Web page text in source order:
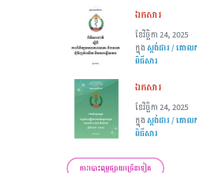
ឯកសារ
ខែ​វិច្ឆិកា 24, 2025
ក្នុង ស្តង់ដារ / គោ
ពិធីសារ
ឯកសារ
ខែ​វិច្ឆិកា 24, 2025
ក្នុង ស្តង់ដារ / គោ
ពិធីសារ
ការបោះពុម្ពផ្សាយច្រើនទៀត